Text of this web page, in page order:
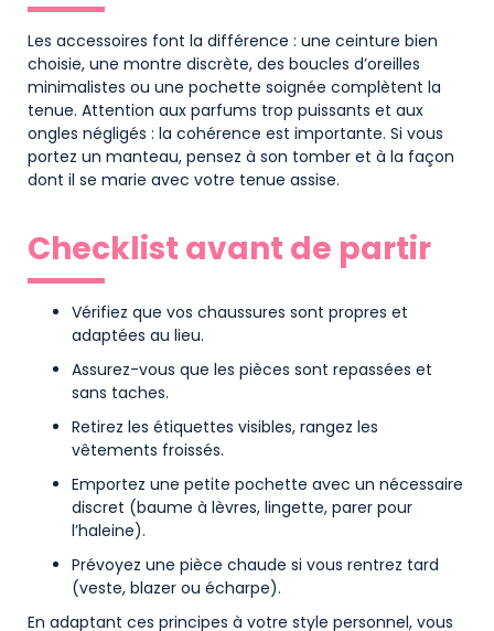
Les accessoires font la différence : une ceinture bien
choisie, une montre discrète, des boucles d’oreilles
minimalistes ou une pochette soignée complètent la
tenue. Attention aux parfums trop puissants et aux
ongles négligés : la cohérence est importante. Si vous
portez un manteau, pensez à son tomber et à la façon
dont il se marie avec votre tenue assise.
Checklist avant de partir
Vérifiez que vos chaussures sont propres et
adaptées au lieu.
Assurez-vous que les pièces sont repassées et
sans taches.
Retirez les étiquettes visibles, rangez les
vêtements froissés.
Emportez une petite pochette avec un nécessaire
discret (baume à lèvres, lingette, parer pour
l’haleine).
Prévoyez une pièce chaude si vous rentrez tard
(veste, blazer ou écharpe).
En adaptant ces principes à votre style personnel, vous